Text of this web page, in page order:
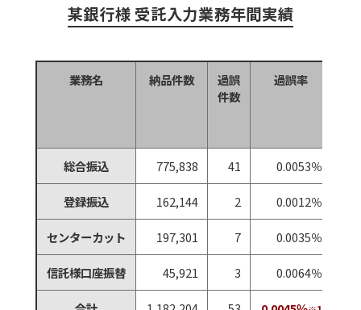
某銀行様 受託入力業務年間実績
業務名 納品件数
過誤
件数
過誤率
総合振込 775,838 41 0.0053％
登録振込 162,144 2 0.0012％
センターカット 197,301 7 0.0035％
信託様口座振替 45,921 3 0.0064％